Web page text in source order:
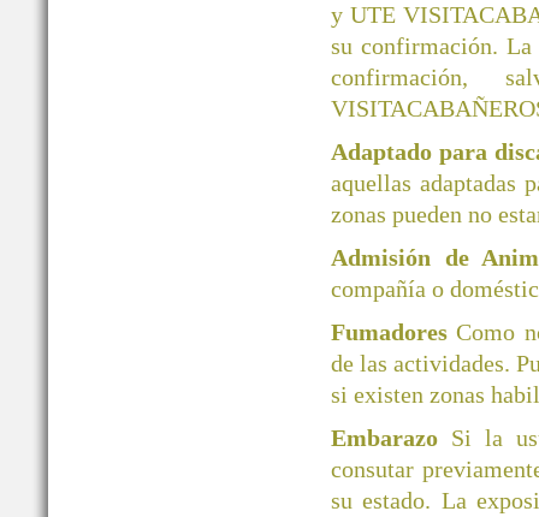
y UTE
su confirmación.
confirmación,
Adaptado para
aquellas adaptadas
zonas pueden no
Admisión de
compañía o
FumadoresComo
de las actividades.
si existen zonas
Embarazo Si la
consutar
su estado. La